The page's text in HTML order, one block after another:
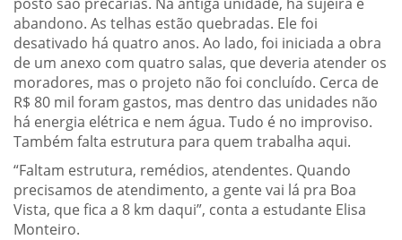
abandono. As telhas estão quebradas. Ele foi
desativado há quatro anos. Ao lado, foi iniciada a obra
de um anexo com quatro salas, que deveria atender os
moradores, mas o projeto não foi concluído. Cerca de
R$ 80 mil foram gastos, mas dentro das unidades não
há energia elétrica e nem água. Tudo é no improviso.
Também falta estrutura para quem trabalha aqui.
“Faltam estrutura, remédios, atendentes. Quando
precisamos de atendimento, a gente vai lá pra Boa
Vista, que fica a 8 km daqui”, conta a estudante Elisa
Monteiro.